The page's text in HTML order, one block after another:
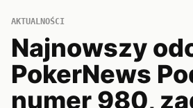
AKTUALNOŚCI
Najnowszy
PokerNews
numer 980,